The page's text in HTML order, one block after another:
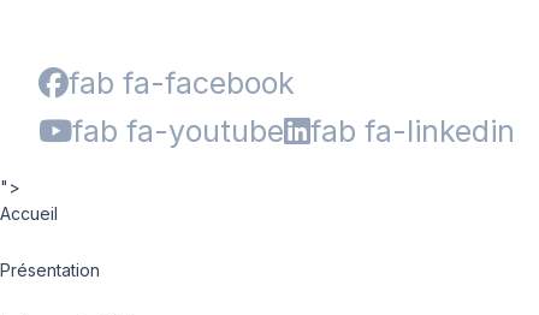
fab fa-facebook
fab fa-youtube
fab fa-linkedin
">
Accueil
Présentation